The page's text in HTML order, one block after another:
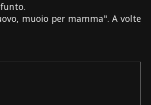
muoio per mamma". A volte